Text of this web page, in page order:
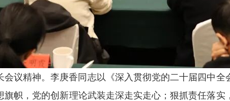
议精神。李庚香同志以《深入贯彻党的二十届四中
帜，党的创新理论武装走深走实走心；狠抓责任落